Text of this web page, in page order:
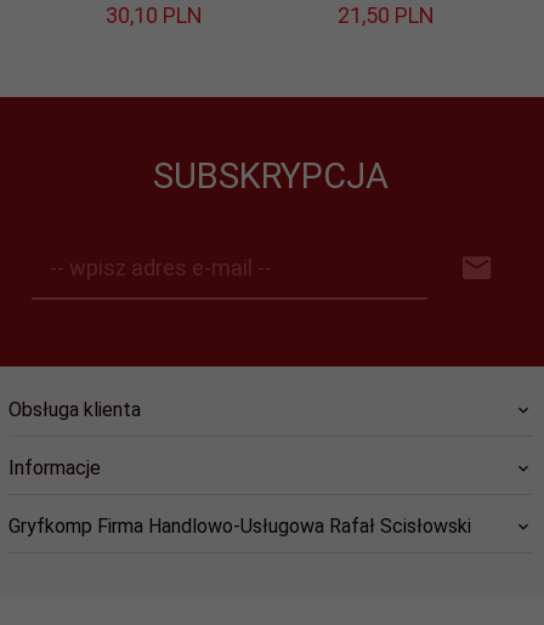
30,10 PLN 21,50 PLN
SUBSKRYPCJA
-- wpisz adres e-mail --
Obsługa klienta
Informacje
Gryfkomp Firma Handlowo-Usługowa Rafał Scisłowski